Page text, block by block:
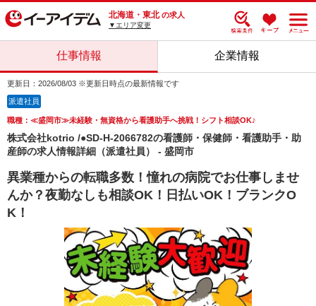
北海道・東北 の求人
▼エリア変更
仕事情報 企業情報
更新日：2026/08/03 ※更新日時点の最新情報です
派遣社員
職種：≪盛岡市≫未経験・無資格から看護助手へ挑戦！シフト相談OK♪
株式会社kotrio /●SD-H-2066782の看護師・保健師・看護助手・助
産師の求人情報詳細（派遣社員） - 盛岡市
異業種からの転職多数！憧れの病院でお仕事しませ
んか？夜勤なしも相談OK！日払いOK！ブランクO
K！